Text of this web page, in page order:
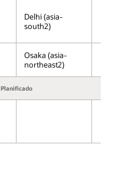
Delhi (asia-
south2)
Osaka (asia-
northeast2)
Planificado